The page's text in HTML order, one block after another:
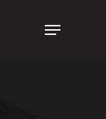
Menu